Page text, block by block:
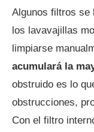
Algunos filtros se
los lavavajillas
limpiarse
acumulará la
obstruido es lo
obstrucciones,
Con el filtro